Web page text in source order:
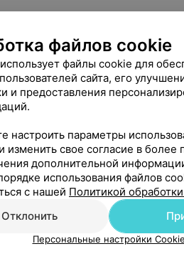
файлов cookie
файлы cookie для
сайта, его
и предоставления
настроить параметры
изменить свое согласие в более
дополнительной
использования файлов
с нашей Политикой
Отклонить
Персональные настройки Cookie